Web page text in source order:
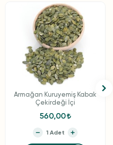
Armağan Kuruyemiş Kabak
Çekirdeği İçi
560,00